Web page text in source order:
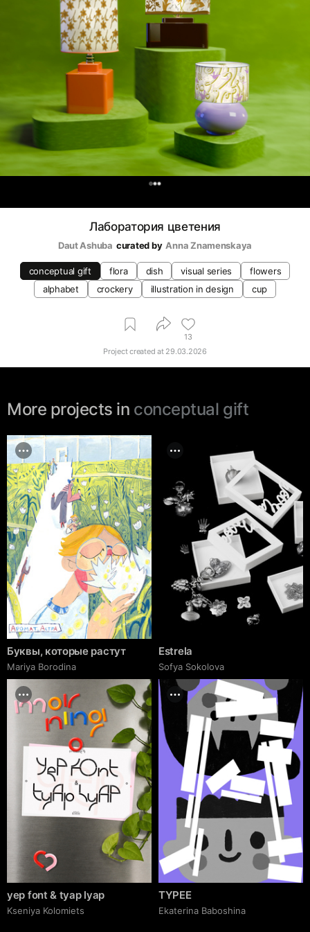
Лаборатория цветения
Daut Ashuba curated by Anna Znamenskaya
conceptual gift flora dish visual series
flowers
alphabet
crockery illustration in design cup
13
Project created at 29.03.2026
More projects in conceptual gift
Буквы, которые растут
Mariya Borodina
Estrela
Sofya Sokolova
yep font & tyap lyap
Kseniya Kolomiets
TYPEE
Ekaterina Baboshina